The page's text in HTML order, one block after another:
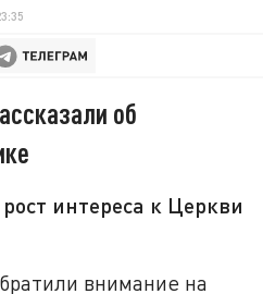
об
интереса к Церкви
внимание на